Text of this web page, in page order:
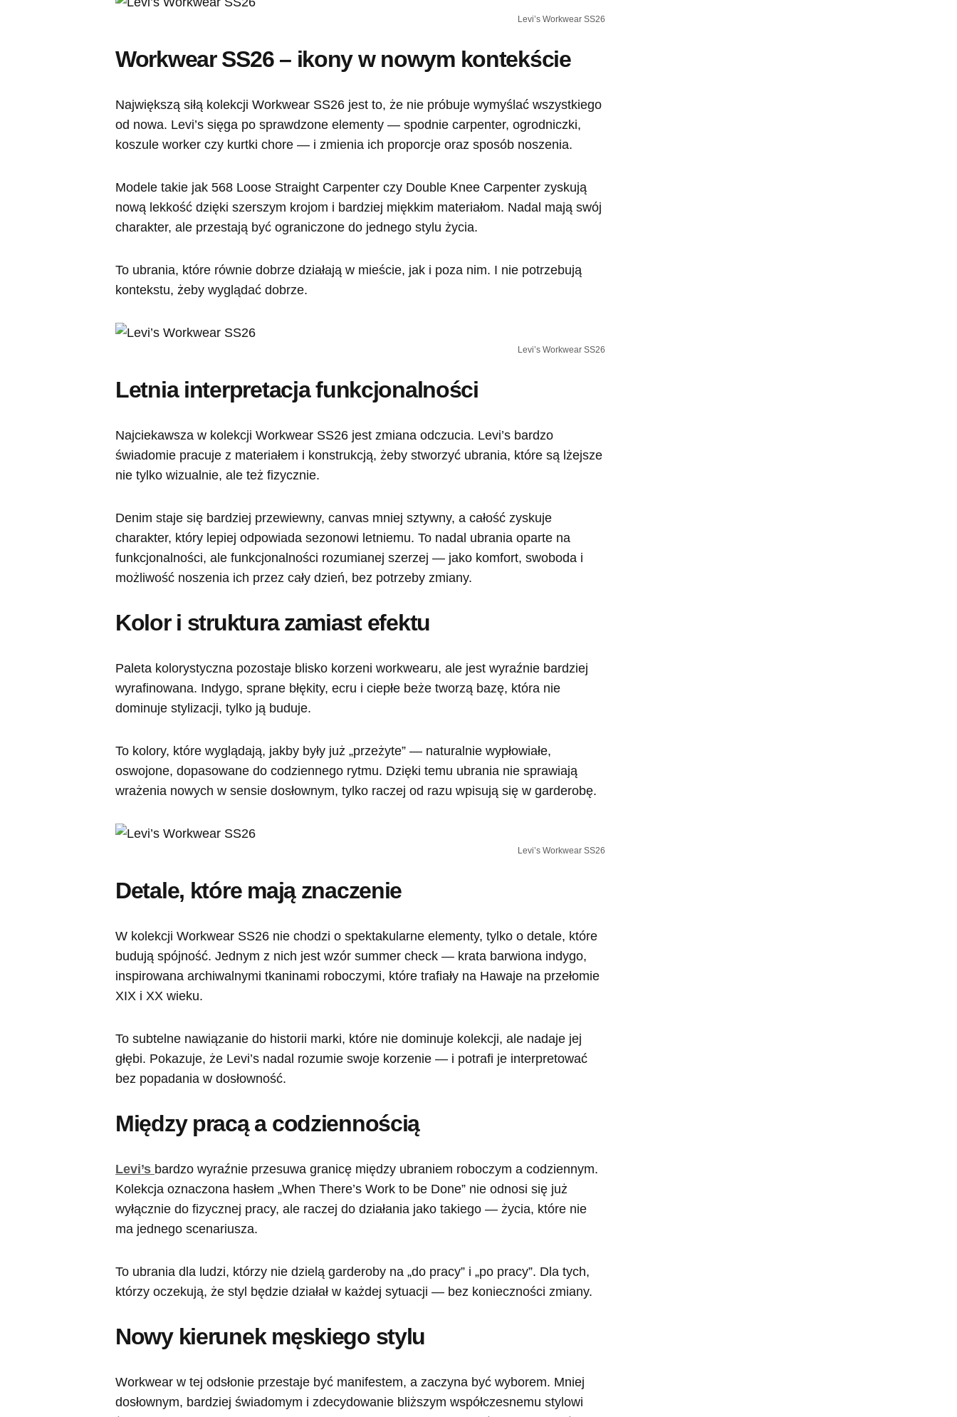
Levi’s Workwear SS26
Workwear SS26 – ikony w nowym kontekście
Największą siłą kolekcji Workwear SS26 jest to, że nie próbuje wymyślać wszystkiego
od nowa. Levi’s sięga po sprawdzone elementy — spodnie carpenter, ogrodniczki,
koszule worker czy kurtki chore — i zmienia ich proporcje oraz sposób noszenia.
Modele takie jak 568 Loose Straight Carpenter czy Double Knee Carpenter zyskują
nową lekkość dzięki szerszym krojom i bardziej miękkim materiałom. Nadal mają swój
charakter, ale przestają być ograniczone do jednego stylu życia.
To ubrania, które równie dobrze działają w mieście, jak i poza nim. I nie potrzebują
kontekstu, żeby wyglądać dobrze.
Levi’s Workwear SS26
Letnia interpretacja funkcjonalności
Najciekawsza w kolekcji Workwear SS26 jest zmiana odczucia. Levi’s bardzo
świadomie pracuje z materiałem i konstrukcją, żeby stworzyć ubrania, które są lżejsze
nie tylko wizualnie, ale też fizycznie.
Denim staje się bardziej przewiewny, canvas mniej sztywny, a całość zyskuje
charakter, który lepiej odpowiada sezonowi letniemu. To nadal ubrania oparte na
funkcjonalności, ale funkcjonalności rozumianej szerzej — jako komfort, swoboda i
możliwość noszenia ich przez cały dzień, bez potrzeby zmiany.
Kolor i struktura zamiast efektu
Paleta kolorystyczna pozostaje blisko korzeni workwearu, ale jest wyraźnie bardziej
wyrafinowana. Indygo, sprane błękity, ecru i ciepłe beże tworzą bazę, która nie
dominuje stylizacji, tylko ją buduje.
To kolory, które wyglądają, jakby były już „przeżyte” — naturalnie wypłowiałe,
oswojone, dopasowane do codziennego rytmu. Dzięki temu ubrania nie sprawiają
wrażenia nowych w sensie dosłownym, tylko raczej od razu wpisują się w garderobę.
Levi’s Workwear SS26
Detale, które mają znaczenie
W kolekcji Workwear SS26 nie chodzi o spektakularne elementy, tylko o detale, które
budują spójność. Jednym z nich jest wzór summer check — krata barwiona indygo,
inspirowana archiwalnymi tkaninami roboczymi, które trafiały na Hawaje na przełomie
XIX i XX wieku.
To subtelne nawiązanie do historii marki, które nie dominuje kolekcji, ale nadaje jej
głębi. Pokazuje, że Levi’s nadal rozumie swoje korzenie — i potrafi je interpretować
bez popadania w dosłowność.
Między pracą a codziennością
Levi’s bardzo wyraźnie przesuwa granicę między ubraniem roboczym a codziennym.
Kolekcja oznaczona hasłem „When There’s Work to be Done” nie odnosi się już
wyłącznie do fizycznej pracy, ale raczej do działania jako takiego — życia, które nie
ma jednego scenariusza.
To ubrania dla ludzi, którzy nie dzielą garderoby na „do pracy” i „po pracy”. Dla tych,
którzy oczekują, że styl będzie działał w każdej sytuacji — bez konieczności zmiany.
Nowy kierunek męskiego stylu
Workwear w tej odsłonie przestaje być manifestem, a zaczyna być wyborem. Mniej
dosłownym, bardziej świadomym i zdecydowanie bliższym współczesnemu stylowi